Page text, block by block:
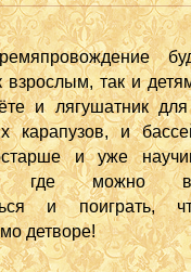
взрослым, так и
и лягушатник
карапузов, и
и уже
где можно
и поиграть,
детворе!